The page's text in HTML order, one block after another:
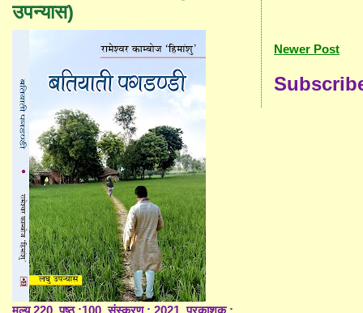
Newer Post
उपन्यास)